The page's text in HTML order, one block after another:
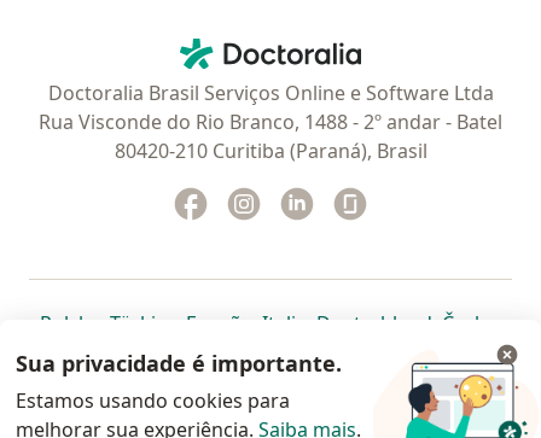
Doctoralia - Homepage
Doctoralia Brasil Serviços Online e Software Ltda
Rua Visconde do Rio Branco, 1488 - 2º andar - Batel
80420-210 Curitiba (Paraná), Brasil
Facebook
abre num novo separador
Instagram
abre num novo separador
Linkedin
abre num novo
Polska abre num novo separador
Türkiye abre num novo separador
España abre num novo separador
Italia abre num novo
Deutschlandabre num
Česko
Portugal abre num novo separador
, México abre num novo separador
, abre num novo separador
Brasil abre num novoabre num
abre
Colombia abre num novo
www.doctoralia.com.br © 2026 - Agende agora sua
Sua privacidade é importante.
Estamos usando cookies para
melhorar sua experiência. Saiba mais.